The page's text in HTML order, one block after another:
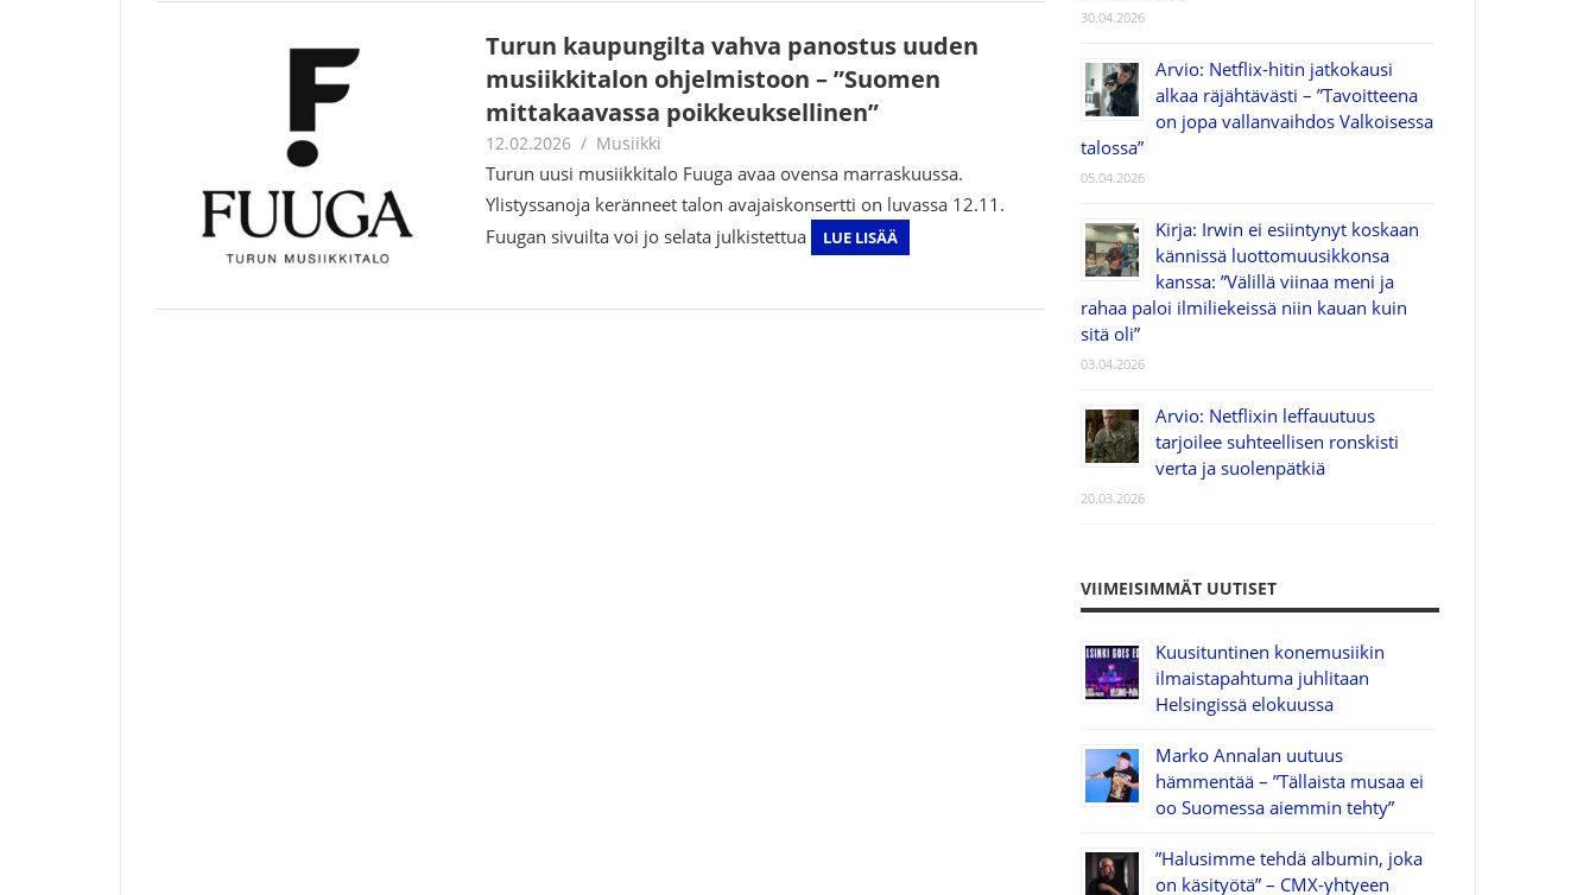
Turun kaupungilta vahva panostus uuden
musiikkitalon ohjelmistoon – ”Suomen
mittakaavassa poikkeuksellinen”
12.02.2026 Juha Kaunisto
Musiikki
Turun uusi musiikkitalo Fuuga avaa ovensa marraskuussa.
Ylistyssanoja keränneet talon avajaiskonsertti on luvassa 12.11.
Fuugan sivuilta voi jo selata julkistettua
LUE LISÄÄ
30.04.2026
Arvio: Netflix-hitin jatkokausi
alkaa räjähtävästi – ”Tavoitteena
on jopa vallanvaihdos Valkoisessa
talossa”
05.04.2026
Kirja: Irwin ei esiintynyt koskaan
kännissä luottomuusikkonsa
kanssa: ”Välillä viinaa meni ja
rahaa paloi ilmiliekeissä niin kauan kuin
sitä oli”
03.04.2026
Arvio: Netflixin leffauutuus
tarjoilee suhteellisen ronskisti
verta ja suolenpätkiä
20.03.2026
VIIMEISIMMÄT UUTISET
Kuusituntinen konemusiikin
ilmaistapahtuma juhlitaan
Helsingissä elokuussa
Marko Annalan uutuus
hämmentää – ”Tällaista musaa ei
oo Suomessa aiemmin tehty”
”Halusimme tehdä albumin, joka
on käsityötä” – CMX-yhtyeen